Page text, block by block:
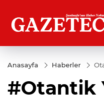
Anasayfa Haberler
#Otantik